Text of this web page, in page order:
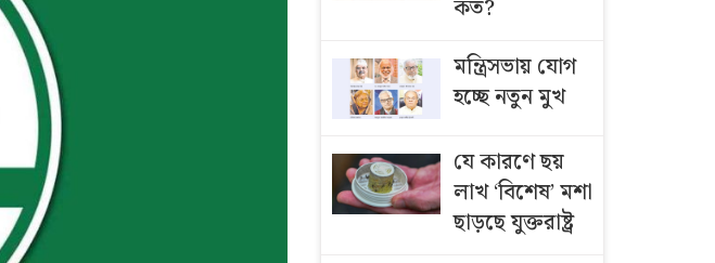
কত?
মন্ত্রিসভায় যোগ
হচ্ছে নতুন মুখ
যে কারণে ছয়
লাখ ‘বিশেষ’ মশা
ছাড়ছে যুক্তরাষ্ট্র